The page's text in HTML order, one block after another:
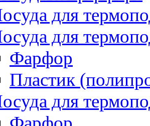
для
для
Фарфор
Пластик
для